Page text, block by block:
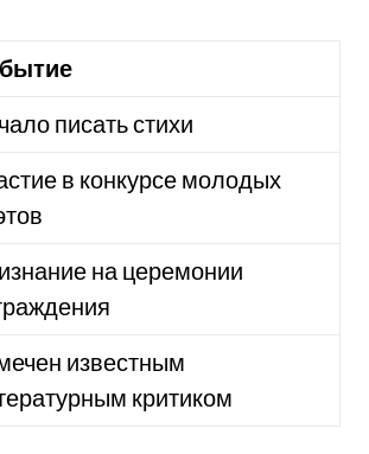
писать стихи
в конкурсе молодых
на церемонии
известным
критиком